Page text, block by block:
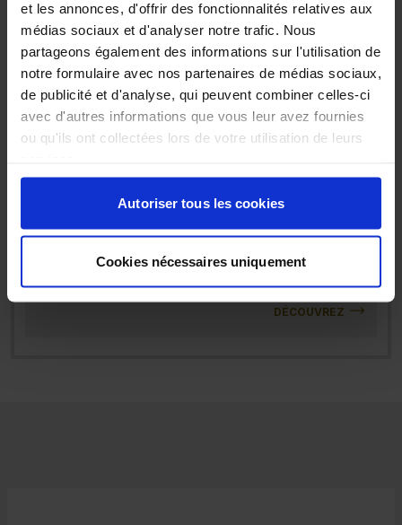
et les annonces, d'offrir des fonctionnalités relatives aux
médias sociaux et d'analyser notre trafic. Nous
partageons également des informations sur l'utilisation de
notre formulaire avec nos partenaires de médias sociaux,
de publicité et d'analyse, qui peuvent combiner celles-ci
avec d'autres informations que vous leur avez fournies
ou qu'ils ont collectées lors de votre utilisation de leurs
Autoriser tous les cookies
Cookies nécessaires uniquement
ACTUALITÉS ENVIRONNEMENTALES
Découvrez chaque semaine les dernières news,
innovations et réglementations du secteur
environnemental.
DÉCOUVREZ
Découvrez chaque semaine des entreprises,
technologies et services qui accélèrent la transition
environnementale.
DÉCOUVREZ